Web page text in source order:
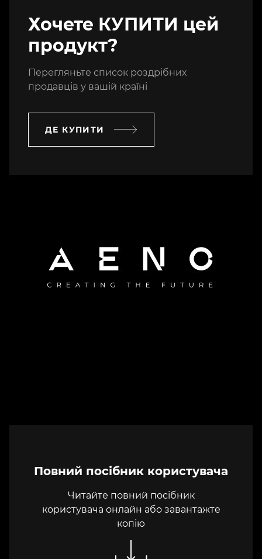
Хочете КУПИТИ цей
продукт?
Перегляньте список роздрібних
продавців у вашій країні
ДЕ КУПИТИ
Повний посібник користувача
Читайте повний посібник
користувача онлайн або завантажте
копію